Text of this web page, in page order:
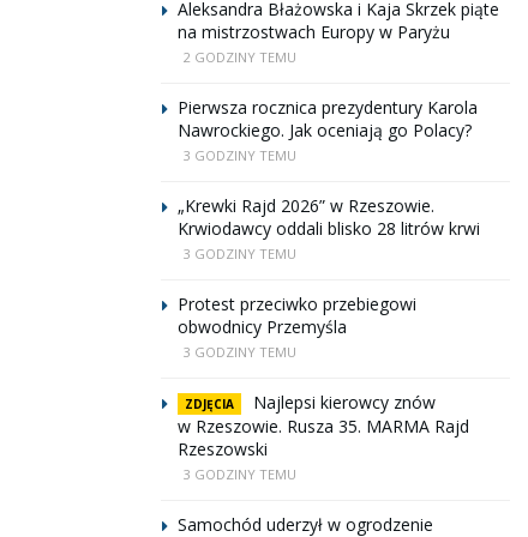
Aleksandra Błażowska i Kaja Skrzek piąte
na mistrzostwach Europy w Paryżu
2 GODZINY TEMU
Pierwsza rocznica prezydentury Karola
Nawrockiego. Jak oceniają go Polacy?
3 GODZINY TEMU
„Krewki Rajd 2026” w Rzeszowie.
Krwiodawcy oddali blisko 28 litrów krwi
3 GODZINY TEMU
Protest przeciwko przebiegowi
obwodnicy Przemyśla
3 GODZINY TEMU
ZDJĘCIA
Najlepsi kierowcy znów
w Rzeszowie. Rusza 35. MARMA Rajd
Rzeszowski
3 GODZINY TEMU
Samochód uderzył w ogrodzenie